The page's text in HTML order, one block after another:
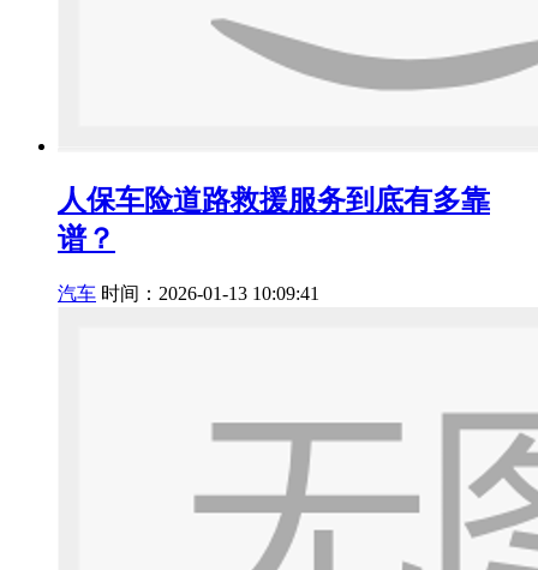
人保车险道路救援服务到底有多靠
谱？
汽车 时间：2026-01-13 10:09:41